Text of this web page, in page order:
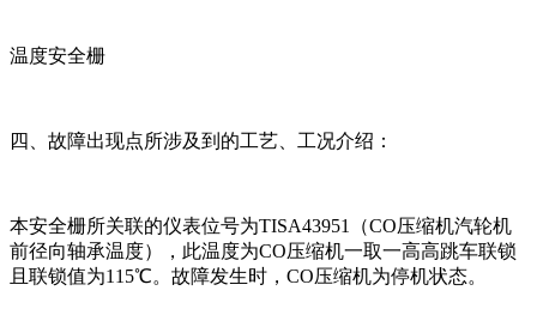
温度安全栅
四、故障出现点所涉及到的工艺、工况介绍：
本安全栅所关联的仪表位号为TISA43951（CO压缩机汽轮机
前径向轴承温度），此温度为CO压缩机一取一高高跳车联锁
且联锁值为115℃。故障发生时，CO压缩机为停机状态。